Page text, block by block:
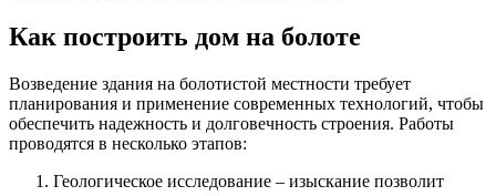
Как построить дом на болоте
Возведение здания на болотистой местности требует
планирования и применение современных технологий, чтобы
обеспечить надежность и долговечность строения. Работы
проводятся в несколько этапов:
Геологическое исследование – изыскание позволит